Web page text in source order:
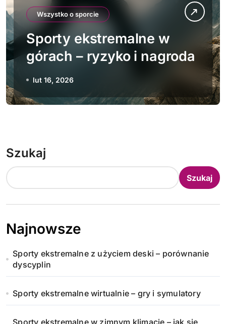
Wszystko o sporcie
Sporty ekstremalne w
górach – ryzyko i nagroda
lut 16, 2026
Szukaj
Szukaj
Najnowsze
Sporty ekstremalne z użyciem deski – porównanie
dyscyplin
Sporty ekstremalne wirtualnie – gry i symulatory
Sporty ekstremalne w zimnym klimacie – jak się